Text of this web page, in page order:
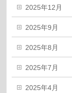
2025年12月
2025年9月
2025年8月
2025年7月
2025年4月